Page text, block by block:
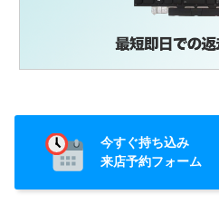
今すぐ持ち込み
来店予約フォーム